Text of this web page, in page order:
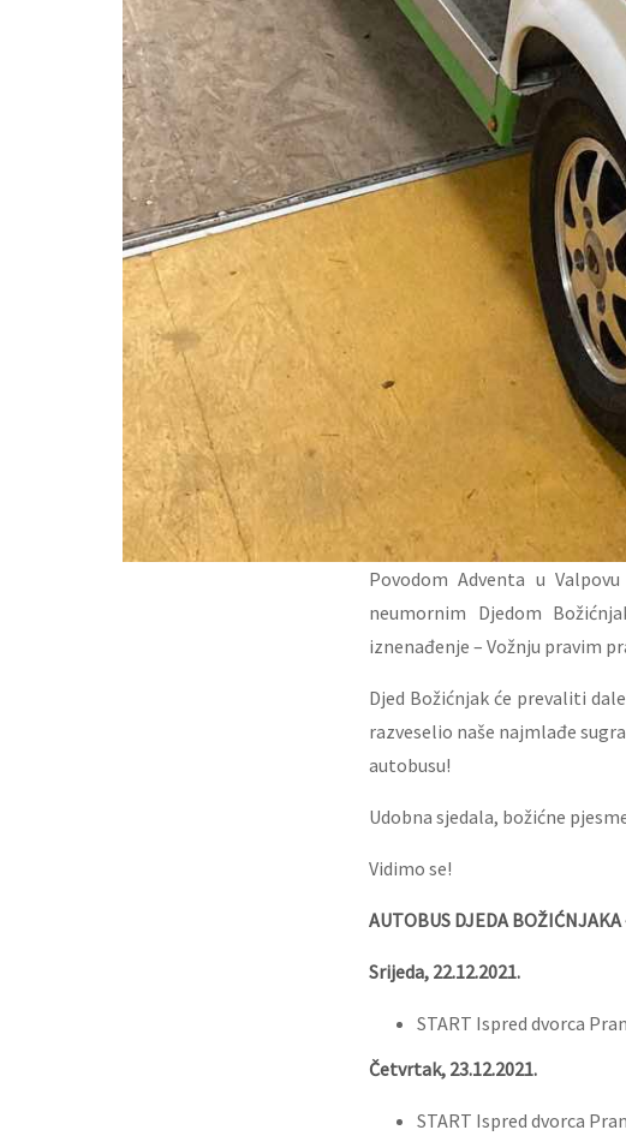
Povodom Adventa u
neumornim Djedom
iznenađenje – Vožnju pravim
Djed Božićnjak će prevaliti
razveselio naše najmlađe
autobusu!
Udobna sjedala, božićne
Vidimo se!
AUTOBUS DJEDA
Srijeda, 22.12.2021.
START Ispred dvorca
Četvrtak, 23.12.2021.
START Ispred dvorca